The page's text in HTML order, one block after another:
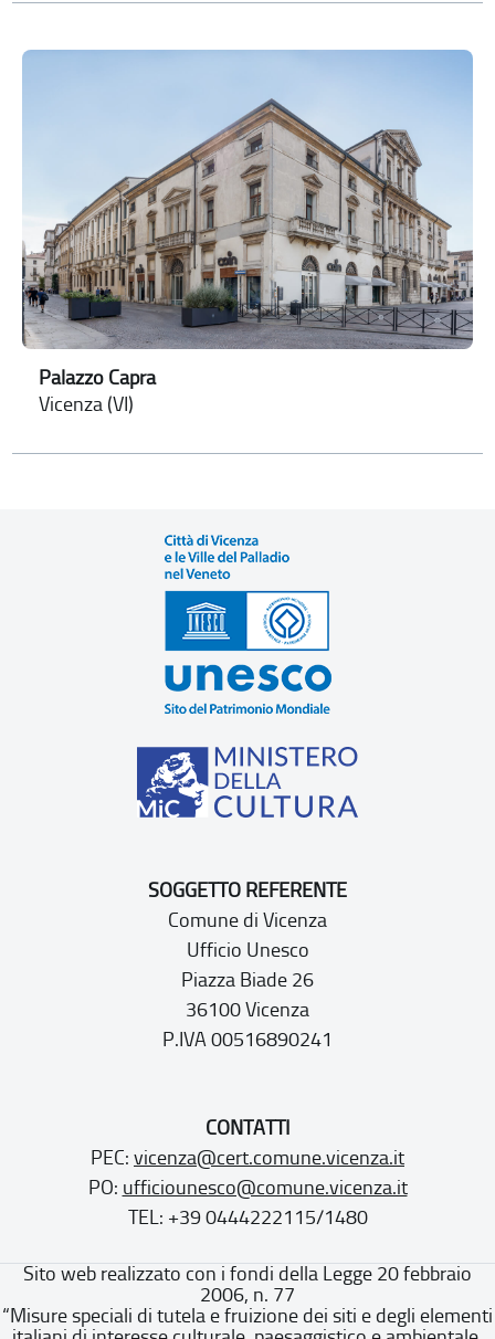
Palazzo Capra
Vicenza (VI)
SOGGETTO REFERENTE
Comune di Vicenza
Ufficio Unesco
Piazza Biade 26
36100 Vicenza
P.IVA 00516890241
CONTATTI
PEC: vicenza@cert.comune.vicenza.it
PO: ufficiounesco@comune.vicenza.it
TEL: +39 0444222115/1480
Sito web realizzato con i fondi della Legge 20 febbraio
2006, n. 77
“Misure speciali di tutela e fruizione dei siti e degli elementi